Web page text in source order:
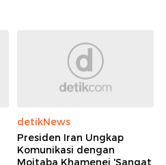
detikNews
Presiden Iran Ungkap
Komunikasi dengan
Mojtaba Khamenei 'Sangat